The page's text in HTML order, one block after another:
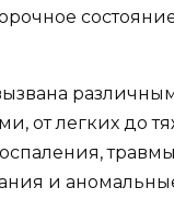
от легких до
и